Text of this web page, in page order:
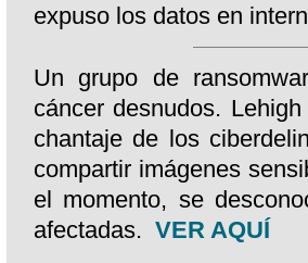
expuso los datos en
Un grupo de
cáncer desnudos.
chantaje de los
compartir imágenes
el momento, se
afectadas. VER AQUÍ